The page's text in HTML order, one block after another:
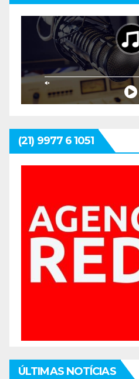
(21) 9977 6 1051
ÚLTIMAS NOTÍCIAS